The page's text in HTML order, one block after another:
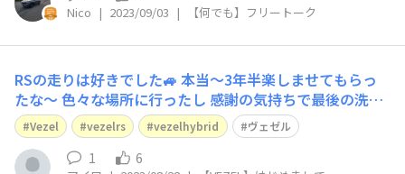
Nico | 2023/09/03 | 【何でも】フリートーク
RSの走りは好きでした🚙 本当〜3年半楽しませてもらっ
たな〜 色々な場所に行ったし 感謝の気持ちで最後の洗車
しました ありがとう🙏
Vezel vezelrs vezelhybrid ヴェゼル
1 6